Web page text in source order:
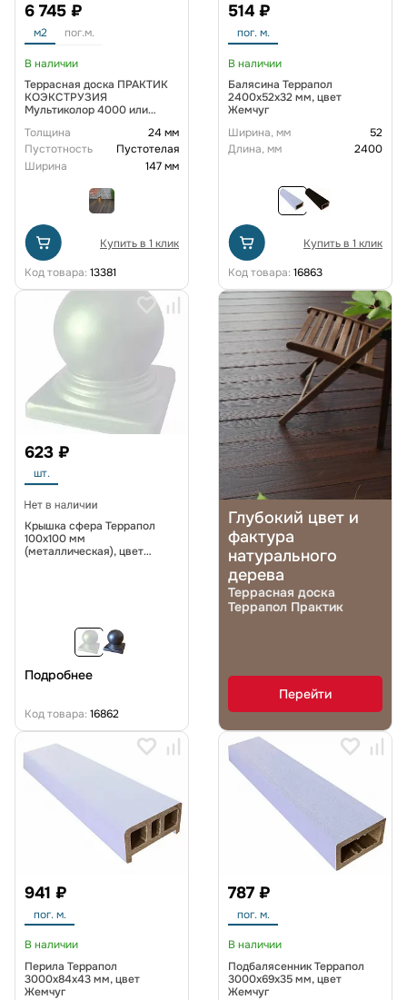
6 745 ₽
м2 пог.м.
В наличии
Террасная доска ПРАКТИК
КОЭКСТРУЗИЯ
Мультиколор 4000 или
Арктика
Толщина
24 мм
Пустотность
Пустотелая
Ширина
147 мм
Купить в 1 клик
Код товара: 13381
514 ₽
пог. м.
В наличии
Балясина Террапол
2400х52х32 мм, цвет
Жемчуг
Ширина, мм
52
Длина, мм
2400
Купить в 1 клик
Код товара: 16863
623 ₽
шт.
Крышка сфера Террапол
100х100 мм
(металлическая), цвет
Подробнее
Код товара: 16862
Глубокий цвет и
фактура
натурального
дерева
Террасная доска
Террапол Практик
Перейти
941 ₽
пог. м.
В наличии
Перила Террапол
3000х84х43 мм, цвет
Жемчуг
787 ₽
пог. м.
В наличии
Подбалясенник Террапол
3000х69х35 мм, цвет
Жемчуг